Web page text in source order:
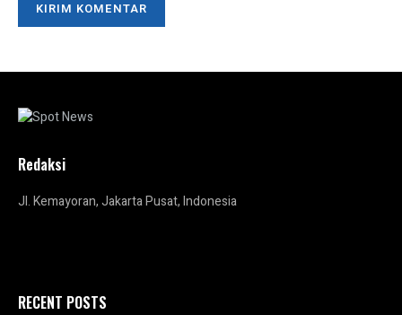
Redaksi
Jl. Kemayoran, Jakarta Pusat, Indonesia
RECENT POSTS